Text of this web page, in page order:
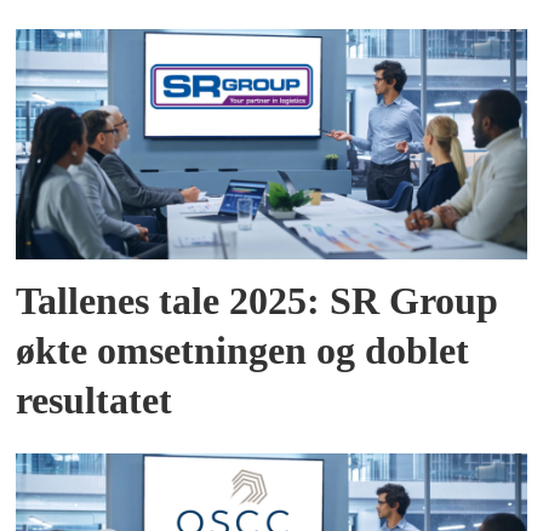
Tallenes tale 2025: SR Group
økte omsetningen og doblet
resultatet